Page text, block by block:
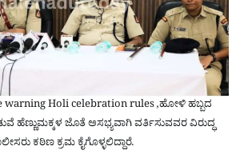
warning Holi celebration rules ,ಹೋಳಿ ಹಬ್ಬದ
ಹೆಣ್ಣುಮಕ್ಕಳ ಜೊತೆ ಅಸಭ್ಯವಾಗಿ ವರ್ತಿಸುವವರ ವಿರುದ್ಧ
ಕಠಿಣ ಕ್ರಮ ಕೈಗೊಳ್ಳಲಿದ್ದಾರೆ.